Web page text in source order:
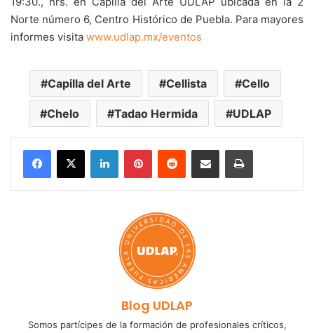
Norte número 6, Centro Histórico de Puebla. Para mayores
informes visita www.udlap.mx/eventos
Capilla del Arte Cellista Cello
Chelo Tadao Hermida UDLAP
LinkedInPinterestReddit Share via Email Print
Blog UDLAP
Somos partícipes de la formación de profesionales críticos,